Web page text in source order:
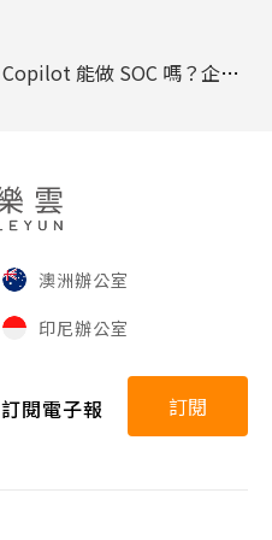
ChatGPT、Copilot 能做 SOC 嗎？企業導入 AI 資安營運前必懂的差異與評估
澳洲辦公室
印尼辦公室
訂閱電子報 訂閱